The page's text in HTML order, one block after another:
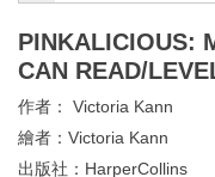
PINKALICIOUS:
CAN READ/
作者： Victoria Kann
繪者： Victoria Kann
出版社： HarperCollins